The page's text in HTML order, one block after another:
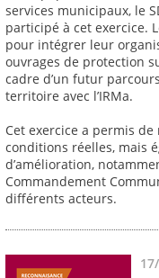
services municipaux, le
participé à cet exercice.
pour intégrer leur
ouvrages de protection
cadre d’un futur
territoire avec l’IRMa.
Cet exercice a permis
conditions réelles, mais
d’amélioration,
Commandement
différents acteurs.